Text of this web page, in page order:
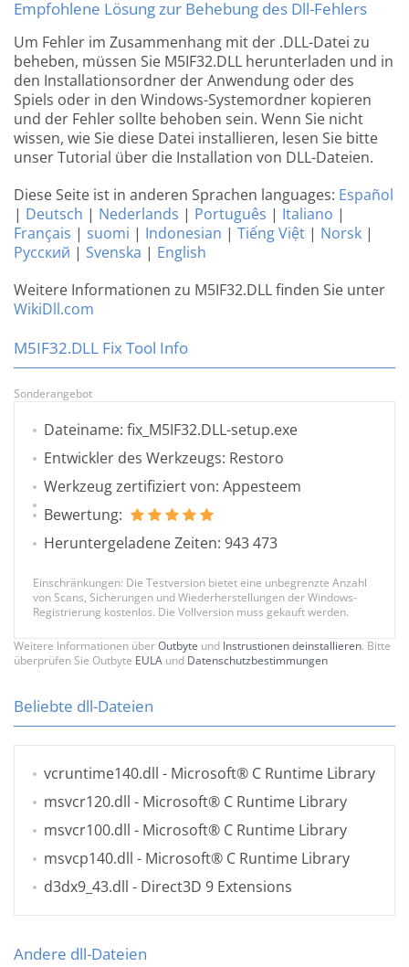
Empfohlene Lösung zur Behebung des Dll-Fehlers
Um Fehler im Zusammenhang mit der .DLL-Datei zu
beheben, müssen Sie M5IF32.DLL herunterladen und in
den Installationsordner der Anwendung oder des
Spiels oder in den Windows-Systemordner kopieren
und der Fehler sollte behoben sein. Wenn Sie nicht
wissen, wie Sie diese Datei installieren, lesen Sie bitte
unser Tutorial über die Installation von DLL-Dateien.
Diese Seite ist in anderen Sprachen languages: Español
| Deutsch | Nederlands | Português | Italiano |
Français | suomi | Indonesian | Tiếng Việt | Norsk |
Русский | Svenska | English
Weitere Informationen zu M5IF32.DLL finden Sie unter
WikiDll.com
M5IF32.DLL Fix Tool Info
Sonderangebot
Dateiname: fix_M5IF32.DLL-setup.exe
Entwickler des Werkzeugs: Restoro
Werkzeug zertifiziert von: Appesteem
Bewertung:
Heruntergeladene Zeiten: 943 473
Einschränkungen: Die Testversion bietet eine unbegrenzte Anzahl
von Scans, Sicherungen und Wiederherstellungen der Windows-
Registrierung kostenlos. Die Vollversion muss gekauft werden.
Weitere Informationen überOutbyte und Instrustionen deinstallieren. Bitte
überprüfen Sie Outbyte EULA und Datenschutzbestimmungen
Beliebte dll-Dateien
vcruntime140.dll - Microsoft® C Runtime Library
msvcr120.dll - Microsoft® C Runtime Library
msvcr100.dll - Microsoft® C Runtime Library
msvcp140.dll - Microsoft® C Runtime Library
d3dx9_43.dll - Direct3D 9 Extensions
Andere dll-Dateien